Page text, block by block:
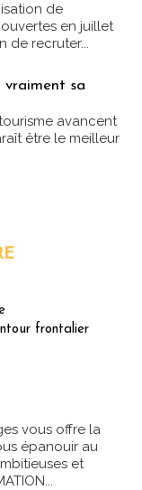
de
en juillet
de recruter...
vraiment sa
avancent
être le meilleur
frontalier
vous offre la
épanouir au
et